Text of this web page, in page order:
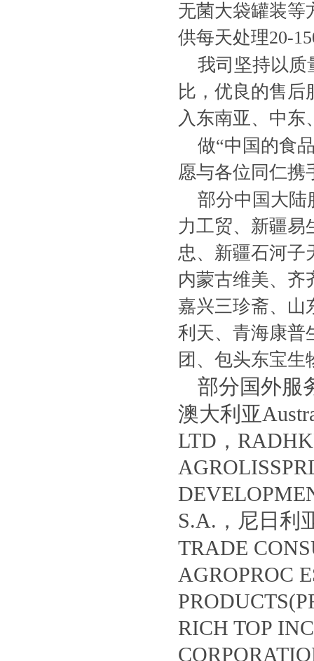
无菌大袋罐装等
供每天处理20-
我司坚持以质
比，优良的售
入东南亚、中
做“中国的食
愿与各位同仁携
部分中国大陆
力工贸、新疆易
忠、新疆石河子
内蒙古维美、齐
嘉兴三珍斋、山
利天、青海康普
团、包头东宝
部分国外服
澳大利亚
LTD，
S.A.，尼日利
TRADE
AGROPROC
RICH TOP